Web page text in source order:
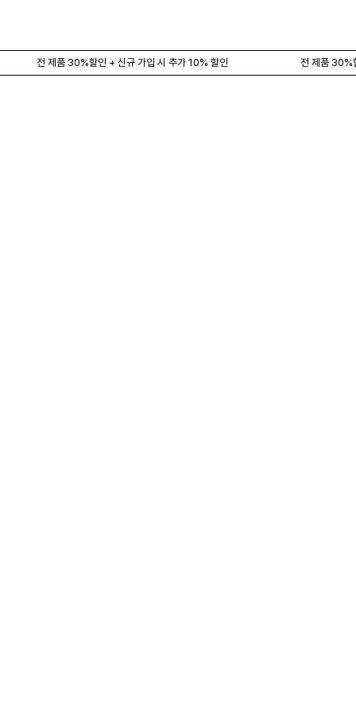
전 제품 30%할인 + 신규 가입 시 추가 10% 할인 전 제품 30%